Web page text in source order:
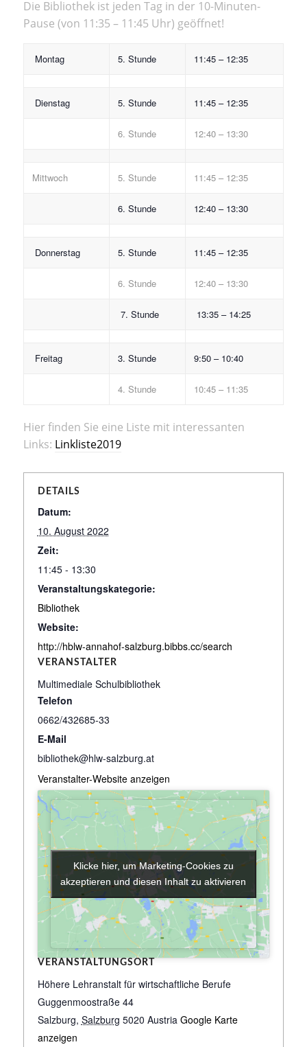
Die Bibliothek ist jeden Tag in der 10-Minuten-
Pause (von 11:35 – 11:45 Uhr) geöffnet!
Montag 5. Stunde 11:45 – 12:35
Dienstag 5. Stunde 11:45 – 12:35
6. Stunde 12:40 – 13:30
Mittwoch 5. Stunde 11:45 – 12:35
6. Stunde 12:40 – 13:30
Donnerstag 5. Stunde 11:45 – 12:35
6. Stunde 12:40 – 13:30
7. Stunde 13:35 – 14:25
Freitag 3. Stunde 9:50 – 10:40
4. Stunde 10:45 – 11:35
Hier finden Sie eine Liste mit interessanten
Links: Linkliste2019
DETAILS
Datum:
10. August 2022
Zeit:
11:45 - 13:30
Veranstaltungskategorie:
Bibliothek
Website:
http://hblw-annahof-salzburg.bibbs.cc/search
VERANSTALTER
Multimediale Schulbibliothek
Telefon
0662/432685-33
E-Mail
bibliothek@hlw-salzburg.at
Veranstalter-Website anzeigen
VERANSTALTUNGSORT
Höhere Lehranstalt für wirtschaftliche Berufe
Guggenmoostraße 44
Salzburg, Salzburg 5020 Austria Google Karte
anzeigen
Klicke hier, um Marketing-Cookies zu
akzeptieren und diesen Inhalt zu aktivieren
Klicke hier, um Marketing-Cookies zu
akzeptieren und diesen Inhalt zu aktivieren